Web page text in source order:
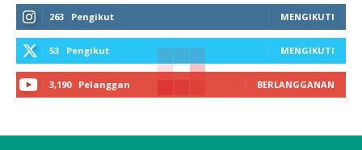
263 Pengikut MENGIKUTI
53 Pengikut MENGIKUTI
3,190 Pelanggan BERLANGGANAN